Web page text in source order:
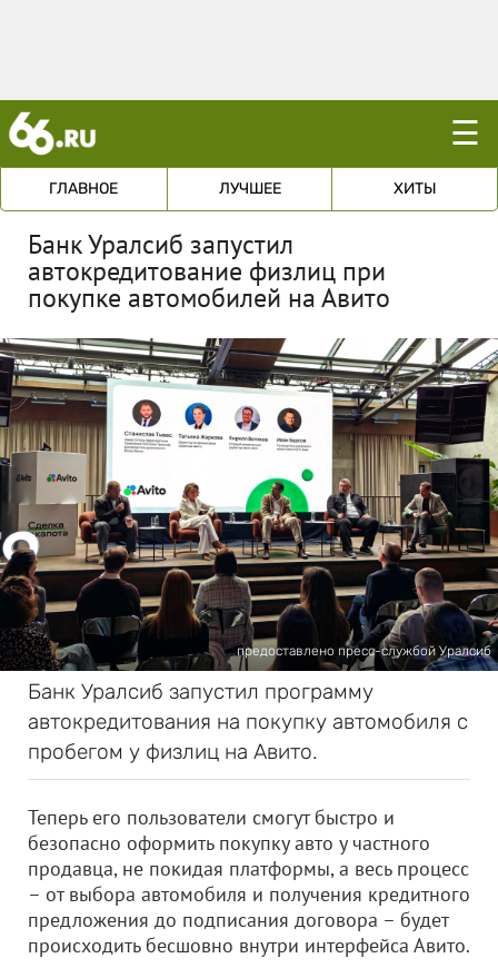
☰
ГЛАВНОЕ ЛУЧШЕЕ ХИТЫ
Банк Уралсиб запустил
автокредитование физлиц при
покупке автомобилей на Авито
предоставлено пресс-службой Уралсиб
Банк Уралсиб запустил программу
автокредитования на покупку автомобиля с
пробегом у физлиц на Авито.
Теперь его пользователи смогут быстро и
безопасно оформить покупку авто у частного
продавца, не покидая платформы, а весь процесс
– от выбора автомобиля и получения кредитного
предложения до подписания договора – будет
происходить бесшовно внутри интерфейса Авито.